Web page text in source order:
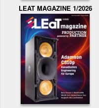
LEAT MAGAZINE 1/2026